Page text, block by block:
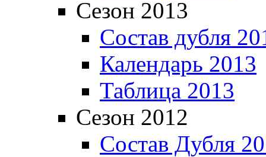
Сезон 2013
Состав дубля
Календарь 2013
Таблица 2013
Сезон 2012
Состав Дубля